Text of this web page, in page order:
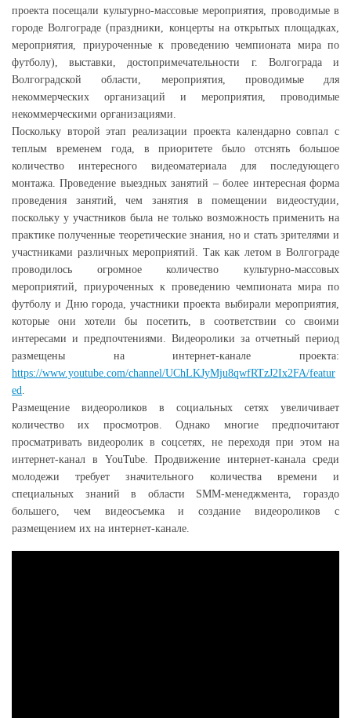
проекта посещали культурно-массовые мероприятия, проводимые в
городе Волгограде (праздники, концерты на открытых площадках,
мероприятия, приуроченные к проведению чемпионата мира по
футболу), выставки, достопримечательности г. Волгограда и
Волгоградской области, мероприятия, проводимые для
некоммерческих организаций и мероприятия, проводимые
некоммерческими организациями.
Поскольку второй этап реализации проекта календарно совпал с
теплым временем года, в приоритете было отснять большое
количество интересного видеоматериала для последующего
монтажа. Проведение выездных занятий – более интересная форма
проведения занятий, чем занятия в помещении видеостудии,
поскольку у участников была не только возможность применить на
практике полученные теоретические знания, но и стать зрителями и
участниками различных мероприятий. Так как летом в Волгограде
проводилось огромное количество культурно-массовых
мероприятий, приуроченных к проведению чемпионата мира по
футболу и Дню города, участники проекта выбирали мероприятия,
которые они хотели бы посетить, в соответствии со своими
интересами и предпочтениями. Видеоролики за отчетный период
размещены на интернет-канале проекта:
https://www.youtube.com/channel/UChLKJyMju8qwfRTzJ2Ix2FA/featur
ed
Размещение видеороликов в социальных сетях увеличивает
количество их просмотров. Однако многие предпочитают
просматривать видеоролик в соцсетях, не переходя при этом на
интернет-канал в YouTube. Продвижение интернет-канала среди
молодежи требует значительного количества времени и
специальных знаний в области SMM-менеджмента, гораздо
большего, чем видеосъемка и создание видеороликов с
размещением их на интернет-канале.